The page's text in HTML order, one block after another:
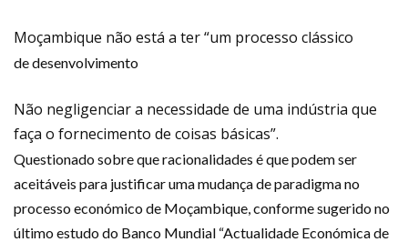
Moçambique não está a ter “um processo clássico
de desenvolvimento
Não negligenciar a necessidade de uma indústria que
faça o fornecimento de coisas básicas”.
Questionado sobre que racionalidades é que podem ser
aceitáveis para justificar uma mudança de paradigma no
processo económico de Moçambique, conforme sugerido no
último estudo do Banco Mundial “Actualidade Económica de